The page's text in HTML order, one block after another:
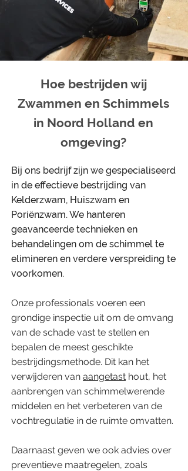
Hoe bestrijden wij
Zwammen en Schimmels
in Noord Holland en
omgeving?
Bij ons bedrijf zijn we gespecialiseerd
in de effectieve bestrijding van
Kelderzwam, Huiszwam en
Poriënzwam. We hanteren
geavanceerde technieken en
behandelingen om de schimmel te
elimineren en verdere verspreiding te
voorkomen.
​Onze professionals voeren een
grondige inspectie uit om de omvang
van de schade vast te stellen en
bepalen de meest geschikte
bestrijdingsmethode. Dit kan het
verwijderen van aangetast hout, het
aanbrengen van schimmelwerende
middelen en het verbeteren van de
vochtregulatie in de ruimte omvatten.
​Daarnaast geven we ook advies over
preventieve maatregelen, zoals